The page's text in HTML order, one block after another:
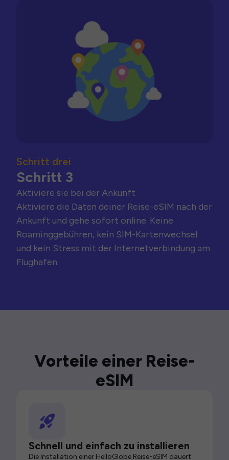
Schritt drei
Schritt 3
Aktiviere sie bei der Ankunft
Aktiviere die Daten deiner Reise-eSIM nach der
Ankunft und gehe sofort online. Keine
Roaminggebühren, kein SIM-Kartenwechsel
und kein Stress mit der Internetverbindung am
Flughafen.
Vorteile einer Reise-
eSIM
Schnell und einfach zu installieren
Die Installation einer HelloGlobe Reise-eSIM dauert